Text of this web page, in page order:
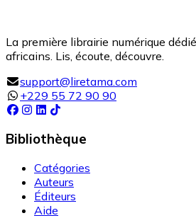
La première librairie numérique
africains. Lis, écoute, découvre.
support@liretama.com
+229 55 72 90 90
Bibliothèque
Catégories
Auteurs
Éditeurs
Aide